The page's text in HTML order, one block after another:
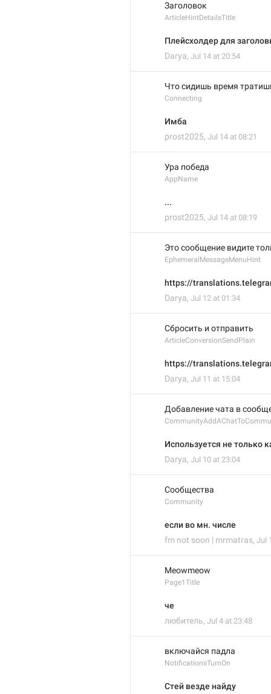
Заголовок
ArticleHintDetailsTitle
Плейсхолдер для
Darya, Jul 14 at 20:54
Что сидишь время
Connecting
Имба
prost2025, Jul 14 at 08:21
Ура победа
AppName
...
prost2025, Jul 14 at 08:19
Это сообщение видите
EphemeralMessageMenuHint
https://
Darya, Jul 12 at 01:34
Сбросить и отправить
ArticleConversionSendPlain
https://
Darya, Jul 11 at 15:04
Добавление чата в
Используется не только
Darya, Jul 10 at 23:04
Сообщества
Community
если во мн. числе
fm not soon | mrmatras, Jul
Meowmeow
Page1Title
че
любитель, Jul 4 at 23:48
включайся падла
NotificationsTurnOn
Стей везде найду